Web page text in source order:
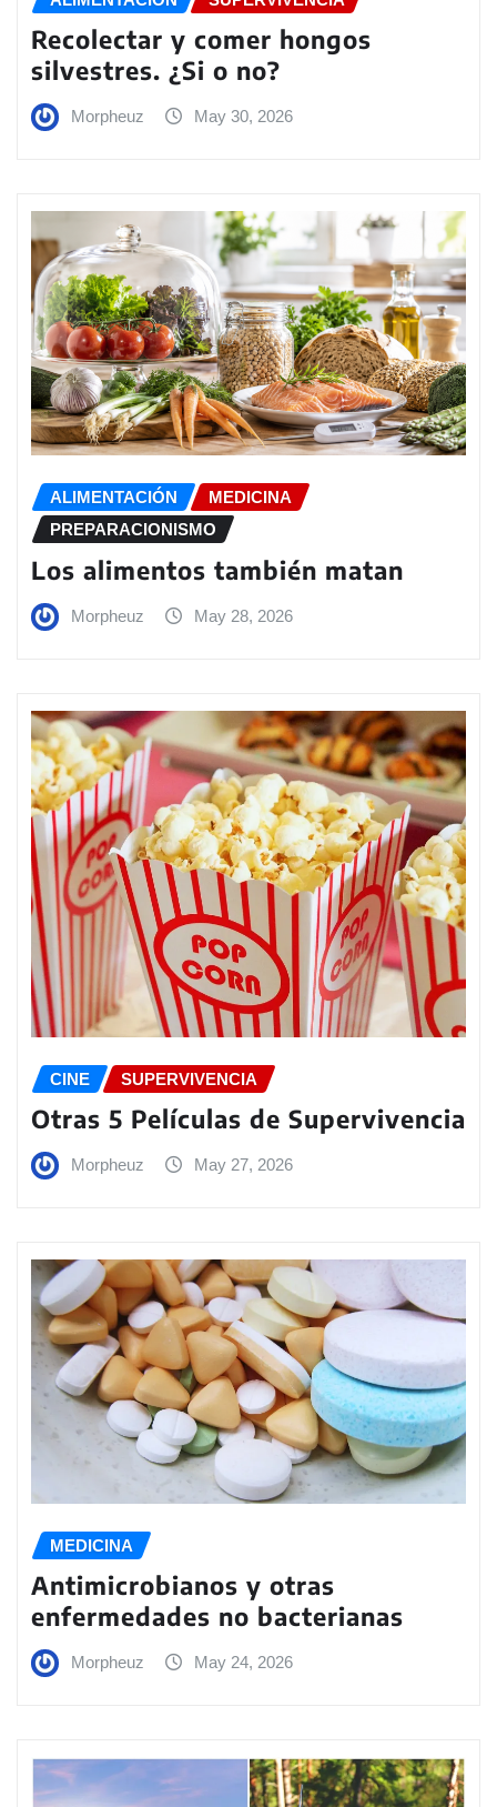
Recolectar y comer hongos
silvestres. ¿Si o no?
Morpheuz May 30, 2026
ALIMENTACIÓN
MEDICINA
PREPARACIONISMO
Los alimentos también matan
Morpheuz May 28, 2026
CINE SUPERVIVENCIA
Otras 5 Películas de Supervivencia
Morpheuz May 27, 2026
MEDICINA
Antimicrobianos y otras
enfermedades no bacterianas
Morpheuz May 24, 2026